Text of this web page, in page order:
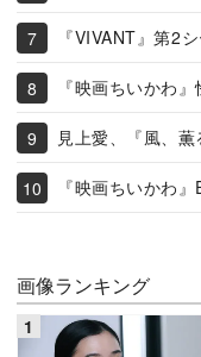
『VIVANT』第2
『映画ちいかわ
見上愛、『風、
『映画ちいかわ
画像ランキング